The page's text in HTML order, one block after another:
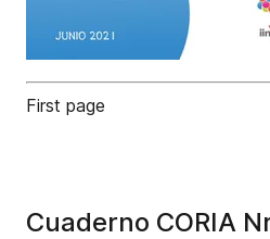
First page
Cuaderno CORIA